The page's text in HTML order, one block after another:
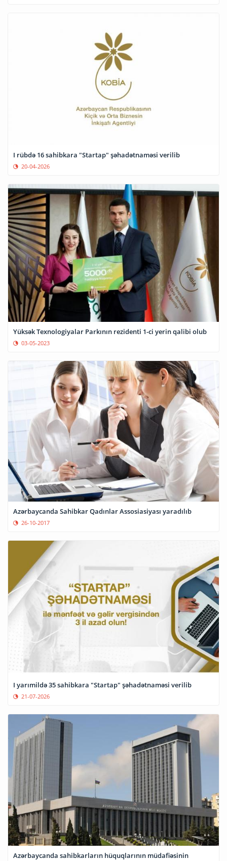
I rübdə 16 sahibkara "Startap" şəhadətnaməsi verilib
20-04-2026
Yüksək Texnologiyalar Parkının rezidenti 1-ci yerin qalibi olub
03-05-2023
Azərbaycanda Sahibkar Qadınlar Assosiasiyası yaradılıb
26-10-2017
I yarımildə 35 sahibkara "Startap" şəhadətnaməsi verilib
21-07-2026
Azərbaycanda sahibkarların hüquqlarının müdafiəsinin